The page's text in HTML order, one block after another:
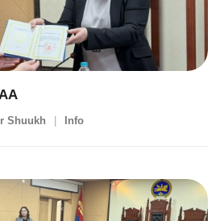
Shuukh Info